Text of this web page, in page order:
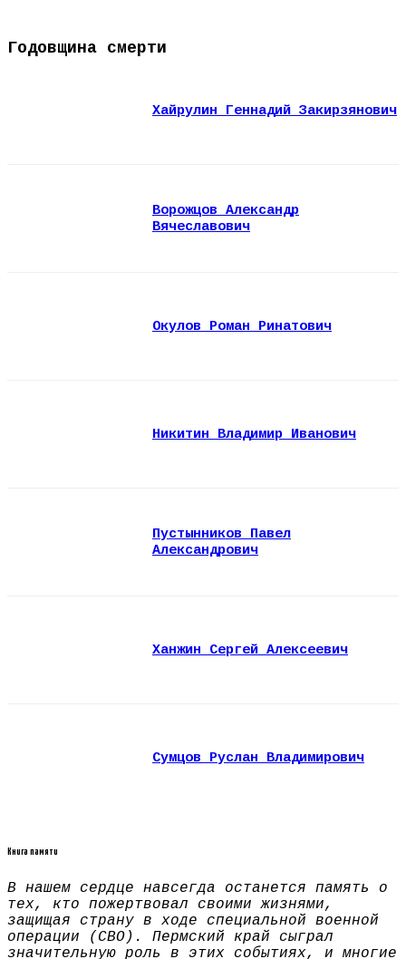
Годовщина смерти
Хайрулин Геннадий Закирзянович
Ворожцов Александр
Вячеславович
Окулов Роман Ринатович
Никитин Владимир Иванович
Пустынников Павел
Александрович
Ханжин Сергей Алексеевич
Сумцов Руслан Владимирович
Книга памяти
В нашем сердце навсегда останется память о
тех, кто пожертвовал своими жизнями,
защищая страну в ходе специальной военной
операции (СВО). Пермский край сыграл
значительную роль в этих событиях, и многие